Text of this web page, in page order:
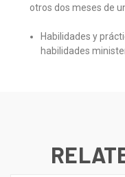
otros dos meses de
Habilidades y
habilidades